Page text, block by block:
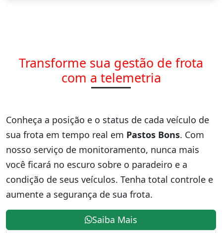
Transforme sua gestão de frota
com a telemetria
Conheça a posição e o status de cada veículo de
sua frota em tempo real em Pastos Bons. Com
nosso serviço de monitoramento, nunca mais
você ficará no escuro sobre o paradeiro e a
condição de seus veículos. Tenha total controle e
aumente a segurança de sua frota.
Saiba Mais